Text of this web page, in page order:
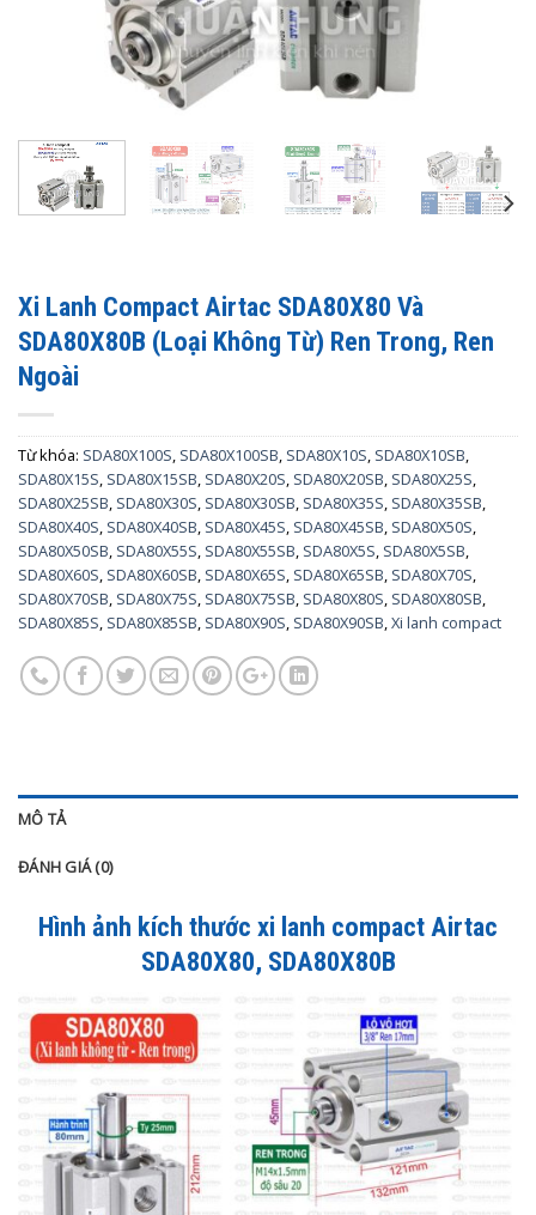
Xi Lanh Compact Airtac SDA80X80 Và
SDA80X80B (Loại Không Từ) Ren Trong, Ren
Ngoài
Từ khóa: SDA80X100S, SDA80X100SB, SDA80X10S, SDA80X10SB,
SDA80X15S, SDA80X15SB, SDA80X20S, SDA80X20SB, SDA80X25S,
SDA80X25SB, SDA80X30S, SDA80X30SB, SDA80X35S, SDA80X35SB,
SDA80X40S, SDA80X40SB, SDA80X45S, SDA80X45SB, SDA80X50S,
SDA80X50SB, SDA80X55S, SDA80X55SB, SDA80X5S, SDA80X5SB,
SDA80X60S, SDA80X60SB, SDA80X65S, SDA80X65SB, SDA80X70S,
SDA80X70SB, SDA80X75S, SDA80X75SB, SDA80X80S, SDA80X80SB,
SDA80X85S, SDA80X85SB, SDA80X90S, SDA80X90SB,Xi lanh compact
MÔ TẢ
ĐÁNH GIÁ (0)
Hình ảnh kích thước xi lanh compact Airtac
SDA80X80, SDA80X80B